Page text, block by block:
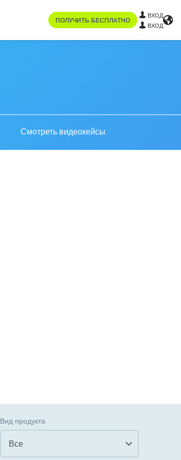
ПОЛУЧИТЬ БЕСПЛАТНО
ВХОД
ВХОД
Смотреть видеокейсы
Вид продукта
Все